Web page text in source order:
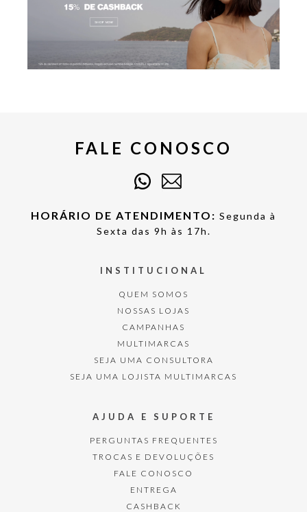
FALE CONOSCO
HORÁRIO DE ATENDIMENTO: Segunda à
Sexta das 9h às 17h.
INSTITUCIONAL
QUEM SOMOS
NOSSAS LOJAS
CAMPANHAS
MULTIMARCAS
SEJA UMA CONSULTORA
SEJA UMA LOJISTA MULTIMARCAS
AJUDA E SUPORTE
PERGUNTAS FREQUENTES
TROCAS E DEVOLUÇÕES
FALE CONOSCO
ENTREGA
CASHBACK